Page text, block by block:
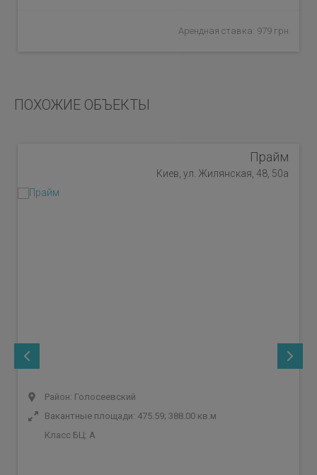
Арендная ставка: 979 грн
ПОХОЖИЕ ОБЪЕКТЫ
Прайм
Киев, ул. Жилянская, 48, 50а
Район: Голосеевский
Вакантные площади: 475.59; 388.00 кв.м
Класс БЦ: A